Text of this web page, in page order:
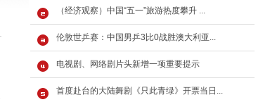
（经济观察）中国“五一”旅游热度攀升 ...
伦敦世乒赛：中国男乒3比0战胜澳大利亚...
电视剧、网络剧片头新增一项重要提示
首度赴台的大陆舞剧《只此青绿》开票当日...